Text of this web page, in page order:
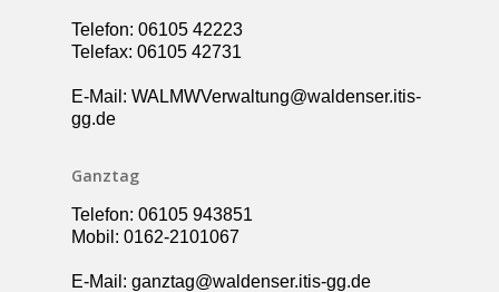
Telefon: 06105 42223
Telefax: 06105 42731
E-Mail: WALMWVerwaltung@waldenser.itis-
gg.de
Ganztag
Telefon: 06105 943851
Mobil: 0162-2101067
E-Mail: ganztag@waldenser.itis-gg.de